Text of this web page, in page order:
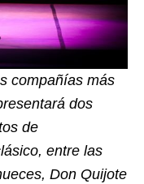
compañías más
dos
de
entre las
Don Quijote